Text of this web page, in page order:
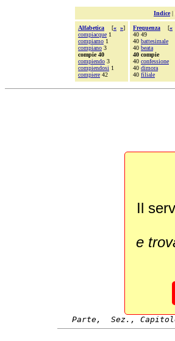
Indice|
Alfabetica [« »]
compiacque 1
compiamo 1
compiano 3
compie 40
compiendo 3
compiendosi 1
compiere 42
Frequenza [«
40 49
40 battesimale
40 beata
40 compie
40 confessione
40 dimora
40 filiale
Il
e
Parte,  Sez.,